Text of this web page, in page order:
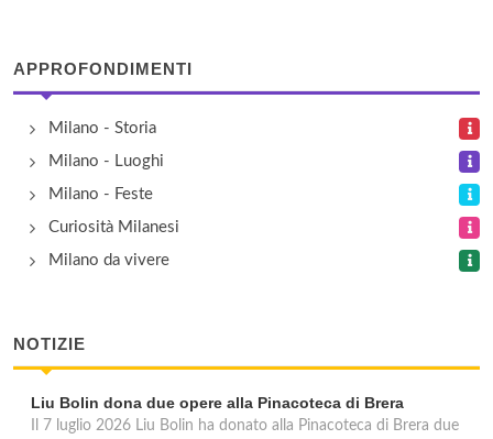
APPROFONDIMENTI
Milano - Storia
Milano - Luoghi
Milano - Feste
Curiosità Milanesi
Milano da vivere
NOTIZIE
Liu Bolin dona due opere alla Pinacoteca di Brera
Il 7 luglio 2026 Liu Bolin ha donato alla Pinacoteca di Brera due